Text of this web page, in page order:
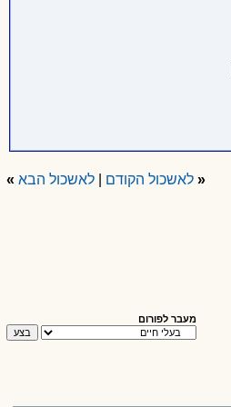
« לאשכול הקודם |לאשכול הבא »
מעבר לפורום